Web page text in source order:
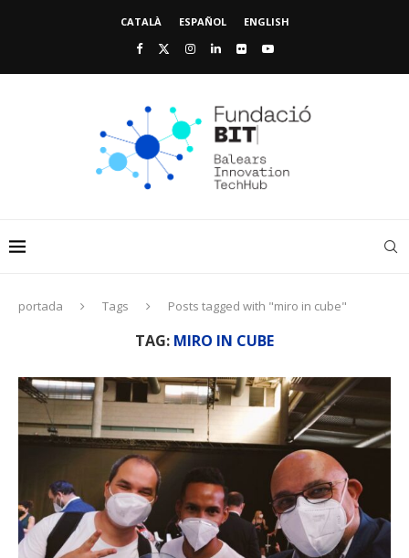
CATALÀ ESPAÑOL ENGLISH
portada Tags Posts tagged with "miro in cube"
TAG: MIRO IN CUBE